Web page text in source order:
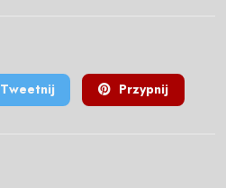
Tweetnij Przypnij